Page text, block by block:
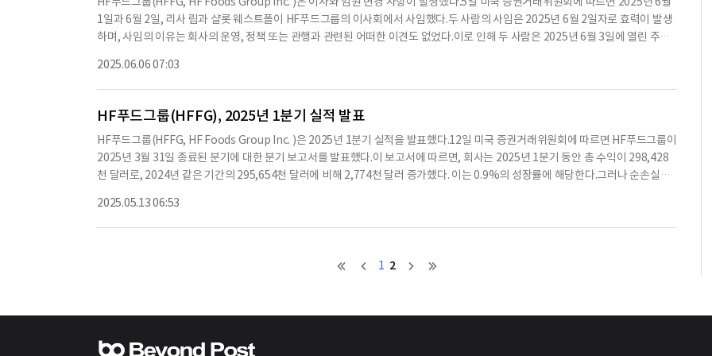
되는 회계연도의 독립 등록 공인 회계법인으로 선임하는 것이 주주들에 의해 승인됐다.감사인 선임 안건의 최종 투표 결과는 찬성 4
7,351,812표, 반대 400,483표, 기권 81,518표, 중개인 비투표 0표로 집계됐다.세 번째 안건인 보수 승인 안건에서는 HF푸드그룹의
주요 경영진 보수에 대한 비구속 자문 투표가 승인됐다.보수 승인 안건의 최종 투표 결과는 찬성 34,365,389표, 반대 5,078,354표,
1일과 6월 2일, 리사 림과 샬롯 웨스트폴이 HF푸드그룹의 이사회에서 사임했다.두 사람의 사임은 2025년 6월 2일자로 효력이 발생
하며, 사임의 이유는 회사의 운영, 정책 또는 관행과 관련된 어떠한 이견도 없었다.이로 인해 두 사람은 2025년 6월 3일에 열린 주주
나를 채우기로 했다.데니스 램은 41세로, 공인회계사이며 Lam Advisory, LLC의 소유자이다.그는 BDO USA, P.C.의 전 감사 파트
너로, 20년 이상의 감사 및 자문 서비스 경험을 보유하고 있다.램은 소매 및 소비재, 제조, 유통, 식품 서비스 산업의 여러 기업에 대한
감사 파트너로 활동했으며, 다양한 거래에 대한 회계 및 재무 경험을 가지고 있다.현재 그는 산타모니카 소년소녀클럽 이사회 위원으
로 활동하고 있다.램은 이사회 및 나스닥 기준에 따라 독립 이사로 판단되었으며, 감사위원회 의장 및 보상위원회와 지명 및 거버넌스
위원회의 위원으로 임명되었다.그의 임명과 관련하여, 램은 회사의 독립 이사에 대한 표준 보상 및 기밀 유지와 이해 상충 회피와 관
련된 일반 조건을 반영한 계약서를 체결할 예정이다.이사회는 위의 두 사임으로 인한 남은 공석을 채우기 위한 새로운 독립 이사를 찾
기 시작했다.또한, 2025년 6월 4일, 이사회는 마리아 로스를 독립 이사로 임명했다.보상위원회는 2025년 7월 1일부터 독립 이사의
컨텐츠는 AI API를 이
2025.06.06 07:03
HF푸드그룹(HFFG), 2025년 1분기 실적 발표
HF푸드그룹(HFFG, HF Foods Group Inc. )은 2025년 1분기 실적을 발표했다.12일 미국 증권거래위원회에 따르면 HF푸드그룹이
2025년 3월 31일 종료된 분기에 대한 분기 보고서를 발표했다.이 보고서에 따르면, 회사는 2025년 1분기 동안 총 수익이 298,428
천 달러로, 2024년 같은 기간의 295,654천 달러에 비해 2,774천 달러 증가했다. 이는 0.9%의 성장률에 해당한다.그러나 순손실은
에 비해 1,071천 달러 증가했다.회사는 2025년 1분기 동안 매출원가가 247,469천 달러로, 2024년의 245,243천 달러에 비해 2,22
6천 달러 증가했으며, 총 매출총이익은 50,959천 달러로, 2024년의 50,411천 달러에 비해 548천 달러 증가했다. 배급, 판매 및 관
회사는 2025년 1분기 동안 이자 비용이 2,609천 달러로, 2024년의 2,834천 달러에 비해 감소했음을 보고했다. HF푸드그룹은 202
전략을 추진할 계획이다.※ 본 컨텐츠는 AI API를 이용하여 요약한 내용으로 수치나 문맥상 요약이 컨텐츠 원문과 다를 수 있습니다.
2025.05.13 06:53
1 2